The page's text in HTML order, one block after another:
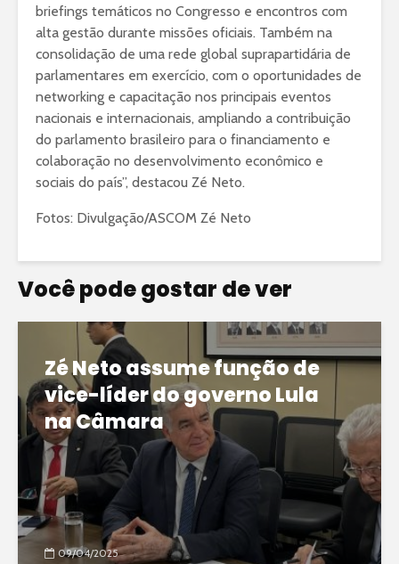
briefings temáticos no Congresso e encontros com
alta gestão durante missões oficiais. Também na
consolidação de uma rede global suprapartidária de
parlamentares em exercício, com o oportunidades de
networking e capacitação nos principais eventos
nacionais e internacionais, ampliando a contribuição
do parlamento brasileiro para o financiamento e
colaboração no desenvolvimento econômico e
sociais do país”, destacou Zé Neto.
Fotos: Divulgação/ASCOM Zé Neto
Você pode gostar de ver
Zé Neto assume função de
vice-líder do governo Lula
na Câmara
09/04/2025